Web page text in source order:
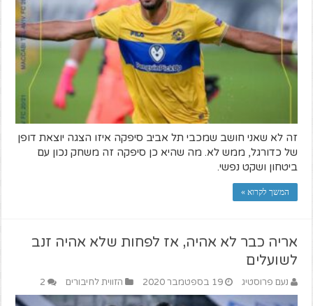
זה לא שאני חושב שמכבי תל אביב סיפקה איזו הצגה יוצאת דופן
של כדורגל, ממש לא. מה שהיא כן סיפקה זה משחק נכון עם
ביטחון ושקט נפשי.
המשך לקרוא »
אריה כבר לא אהיה, אז לפחות שלא אהיה זנב
לשועלים
נעם פרוסטיג 19 בספטמבר 2020 הזווית לחיבורים 2